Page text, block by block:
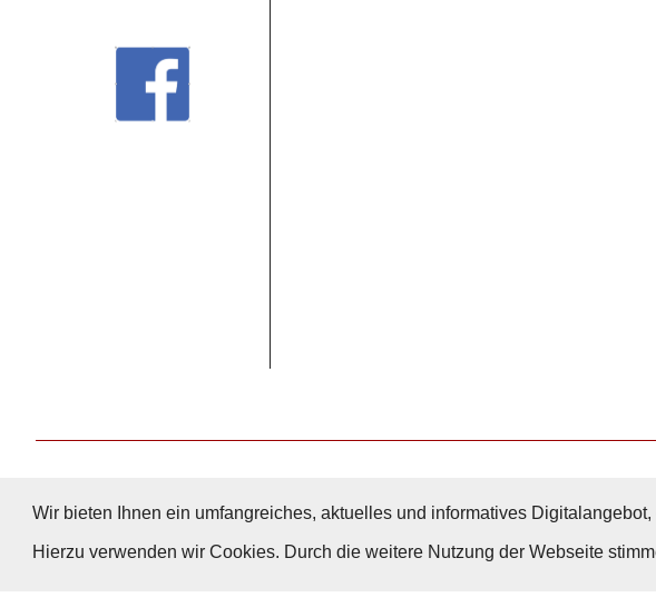
Wir bieten Ihnen ein umfangreiches, aktuelles und informatives
Hierzu verwenden wir Cookies. Durch die weitere Nutzung der Webseite